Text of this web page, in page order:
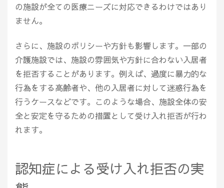
の施設が全ての医療ニーズに対応できるわけではあり
ません。
さらに、施設のポリシーや方針も影響します。一部の
介護施設では、施設の雰囲気や方針に合わない入居者
を拒否することがあります。例えば、過度に暴力的な
行為をする高齢者や、他の入居者に対して迷惑行為を
行うケースなどです。このような場合、施設全体の安
全と安定を守るための措置として受け入れ拒否が行わ
れます。
認知症による受け入れ拒否の実